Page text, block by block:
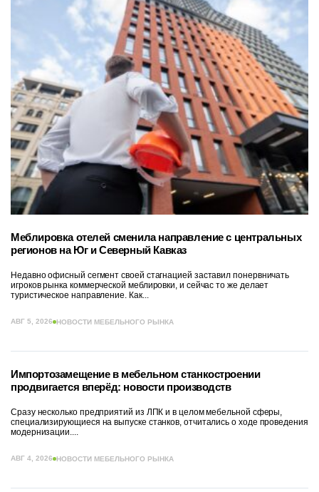
Меблировка отелей сменила направление с центральных
регионов на Юг и Северный Кавказ
Недавно офисный сегмент своей стагнацией заставил понервничать
игроков рынка коммерческой меблировки, и сейчас то же делает
туристическое направление. Как...
АВГ 5, 2026 НОВОСТИ МЕБЕЛЬНОГО РЫНКА
Импортозамещение в мебельном станкостроении
продвигается вперёд: новости производств
Сразу несколько предприятий из ЛПК и в целом мебельной сферы,
специализирующиеся на выпуске станков, отчитались о ходе проведения
модернизации....
АВГ 4, 2026 НОВОСТИ МЕБЕЛЬНОГО РЫНКА